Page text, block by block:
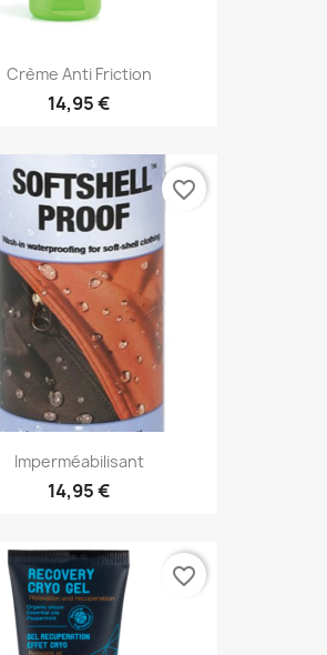
Crème Anti Friction
14,95 €
Imperméabilisant
14,95 €
favorite_border
favorite_border